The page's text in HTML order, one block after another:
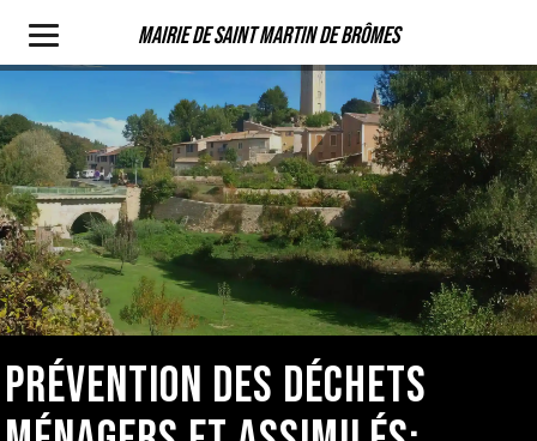
Mairie de Saint Martin de Brômes
PRÉVENTION DES DÉCHETS